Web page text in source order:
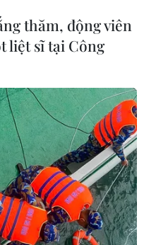
Guinea phòng
thăm, động viên
liệt sĩ tại Công